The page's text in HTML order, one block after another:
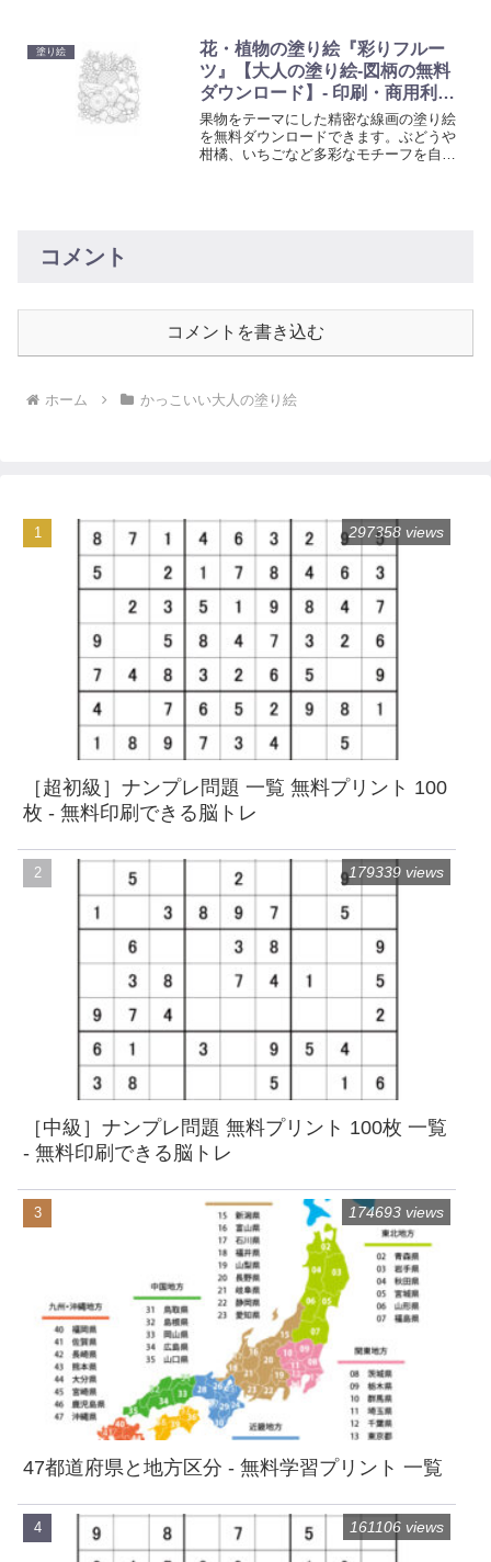
から解放されるひと時を。
塗り絵
花・植物の塗り絵『彩りフルー
ツ』【大人の塗り絵-図柄の無料
ダウンロード】- 印刷・商用利用
可
果物をテーマにした精密な線画の塗り絵
を無料ダウンロードできます。ぶどうや
柑橘、いちごなど多彩なモチーフを自由
コメント
コメントを書き込む
ホーム かっこいい大人の塗り絵
［超初級］ナンプレ問題 一覧 無料プリント 100
枚 - 無料印刷できる脳トレ
297358 views
［中級］ナンプレ問題 無料プリント 100枚 一覧
- 無料印刷できる脳トレ
179339 views
47都道府県と地方区分 - 無料学習プリント 一覧
174693 views
161106 views